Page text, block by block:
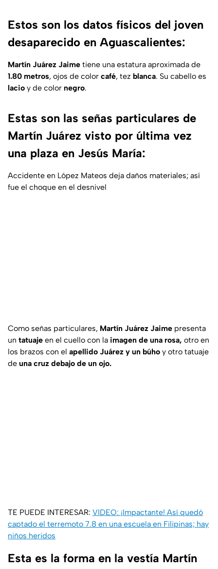
Estos son los datos físicos del joven
desaparecido en Aguascalientes:
Martín Juárez Jaime tiene una estatura aproximada de
1.80 metros, ojos de color café, tez blanca. Su cabello es
lacio y de color negro.
Estas son las señas particulares de
Martín Juárez visto por última vez
una plaza en Jesús María:
Accidente en López Mateos deja daños materiales; así
fue el choque en el desnivel
Como señas particulares, Martín Juárez Jaime presenta
un tatuaje en el cuello con la imagen de una rosa, otro en
los brazos con el apellido Juárez y un búho y otro tatuaje
de una cruz debajo de un ojo.
TE PUEDE INTERESAR: VIDEO: ¡Impactante! Así quedó
captado el terremoto 7.8 en una escuela en Filipinas; hay
niños heridos
Esta es la forma en la vestía Martín